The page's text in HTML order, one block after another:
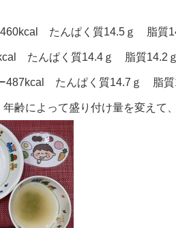
460kcal たんぱく質14.5ｇ 脂質
たんぱく質14.4ｇ 脂質14.2ｇ
487kcal たんぱく質14.7ｇ 脂質
齢によって盛り付け量を変えて